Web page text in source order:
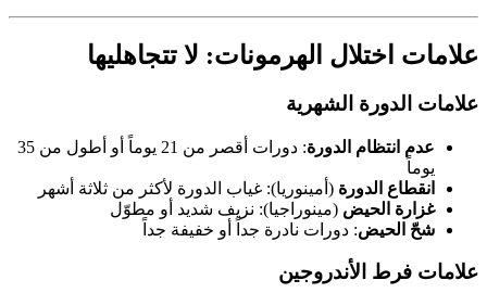
علامات اختلال الهرمونات: لا تتجاهليها
علامات الدورة الشهرية
عدم انتظام الدورة
: دورات أقصر من 21 يوماً أو أطول من 35
يوماً
انقطاع الدورة (أمينوريا): غياب الدورة لأكثر من ثلاثة أشهر
غزارة الحيض (مينوراجيا): نزيف شديد أو مطوّل
شحّ الحيض: دورات نادرة جداً أو خفيفة جداً
علامات فرط الأندروجين